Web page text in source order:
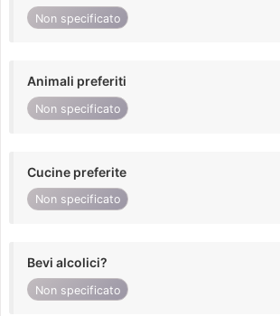
Non specificato
Animali preferiti
Non specificato
Cucine preferite
Non specificato
Bevi alcolici?
Non specificato